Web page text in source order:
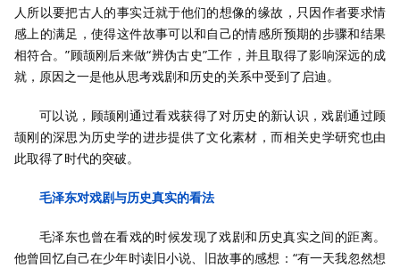
人所以要把古人的事实迁就于他们的想像的缘故，只因作者要求情
感上的满足，使得这件故事可以和自己的情感所预期的步骤和结果
相符合。”顾颉刚后来做“辨伪古史”工作，并且取得了影响深远的成
就，原因之一是他从思考戏剧和历史的关系中受到了启迪。
可以说，顾颉刚通过看戏获得了对历史的新认识，戏剧通过顾
颉刚的深思为历史学的进步提供了文化素材，而相关史学研究也由
此取得了时代的突破。
毛泽东对戏剧与历史真实的看法
毛泽东也曾在看戏的时候发现了戏剧和历史真实之间的距离。
他曾回忆自己在少年时读旧小说、旧故事的感想：“有一天我忽然想